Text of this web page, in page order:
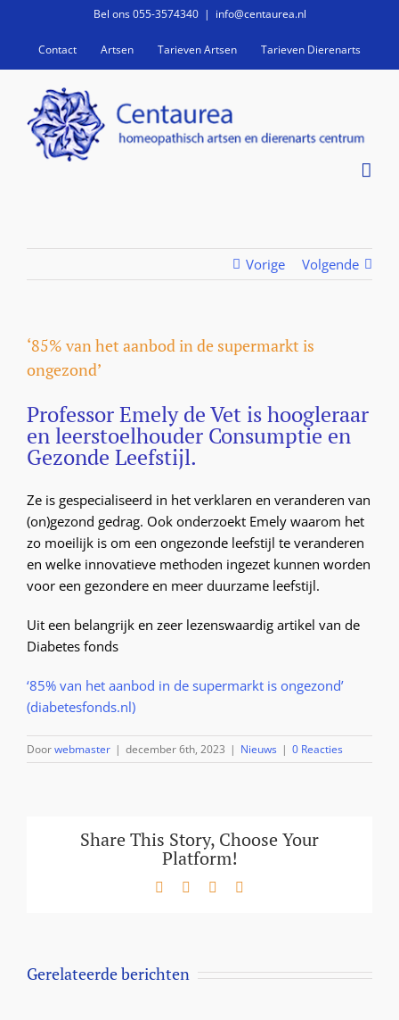
inhoud
Bel ons 055-3574340 | info@centaurea.nl
Contact Artsen Tarieven Artsen Tarieven Dierenarts
Vorige Volgende
‘85% van het aanbod in de super­markt is
ongezond’
Professor Emely de Vet is hoogleraar
en leerstoelhouder Consumptie en
Gezonde Leefstijl.
Ze is gespecialiseerd in het verklaren en veranderen van
(on)gezond gedrag. Ook onderzoekt Emely waarom het
zo moeilijk is om een ongezonde leefstijl te veranderen
en welke innovatieve methoden ingezet kunnen worden
voor een gezondere en meer duurzame leefstijl.
Uit een belangrijk en zeer lezenswaardig artikel van de
Diabetes fonds
‘85% van het aanbod in de supermarkt is ongezond’
(diabetesfonds.nl)
Doorwebmaster | december 6th, 2023 | Nieuws | 0 Reacties
Share This Story, Choose Your
Platform!
Facebook LinkedIn
Gerelateerde berichten